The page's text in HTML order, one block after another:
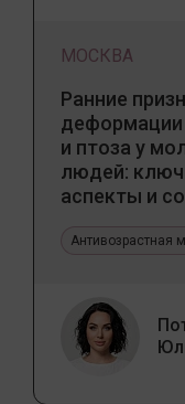
МОСКВА
Ранние
деформации
и птоза у
людей:
аспекты и
Антивозрастная